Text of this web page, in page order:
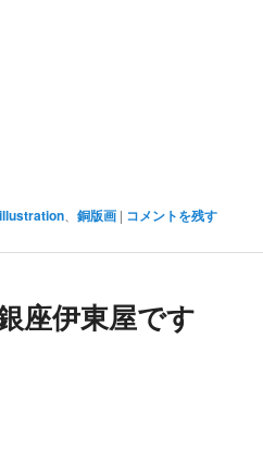
illustration 銅版画 | コメントを残す
座伊東屋です